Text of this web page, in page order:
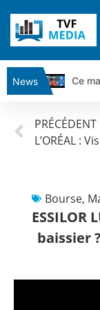
News
PRÉCÉDENT
Bourse,
ESSILOR
baissier